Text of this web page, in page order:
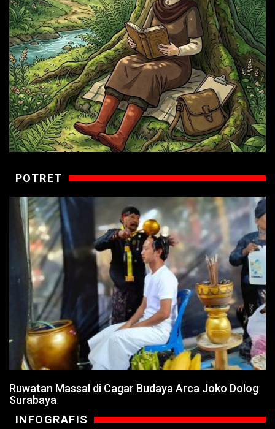
POTRET
Ruwatan Massal di Cagar Budaya Arca Joko Dolog
Surabaya
INFOGRAFIS